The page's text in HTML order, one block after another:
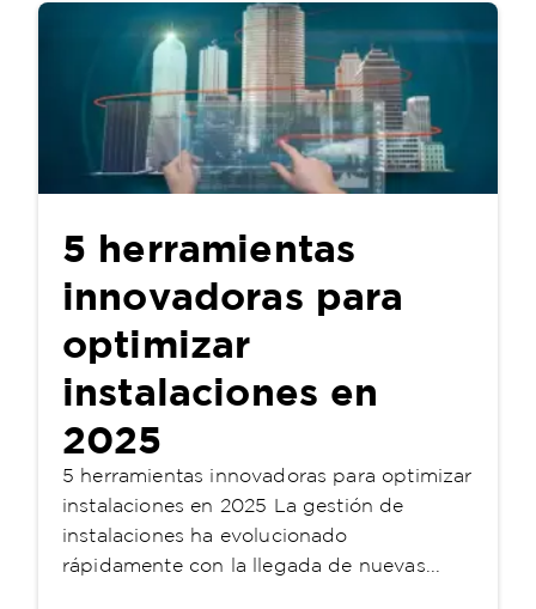
5 herramientas
innovadoras para
optimizar
instalaciones en
2025
5 herramientas innovadoras para optimizar
instalaciones en 2025 La gestión de
instalaciones ha evolucionado
rápidamente con la llegada de nuevas...